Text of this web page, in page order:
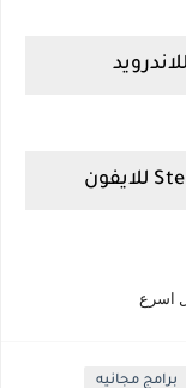
اسرع
برامج مجانيه